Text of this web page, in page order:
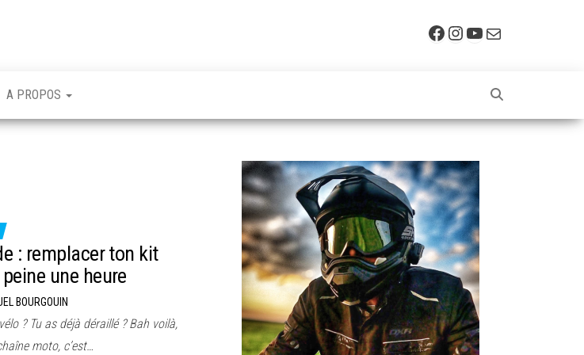
Facebook
Instagram
YouTube
E-mail
A PROPOS
: remplacer ton kit
une heure
BOURGOUIN
? Tu as déjà déraillé ? Bah voilà,
moto, c’est…